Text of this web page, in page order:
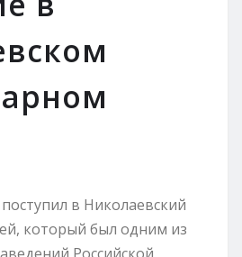
в Николаевский
который был одним из